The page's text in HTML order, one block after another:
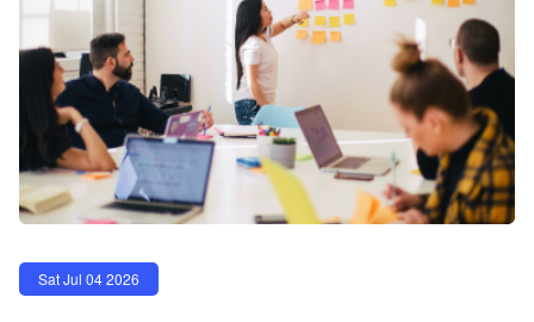
Sat Jul 04 2026